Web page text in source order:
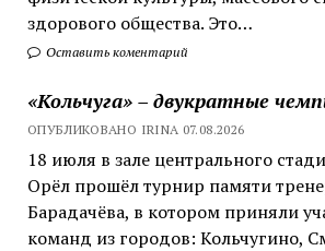
здорового общества. Это…
Оставить коментарий
«Кольчуга» – двукратные
ОПУБЛИКОВАНО IRINA 07.08.2026
18 июля в зале центрального
Орёл прошёл турнир памяти
Барадачёва, в котором приняли
команд из городов: Кольчугино,